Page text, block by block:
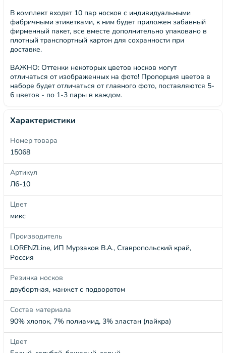
В комплект входят 10 пар носков с индивидуальными
фабричными этикетками, к ним будет приложен забавный
фирменный пакет, все вместе дополнительно упаковано в
плотный транспортный картон для сохранности при
доставке.
ВАЖНО: Оттенки некоторых цветов носков могут
отличаться от изображенных на фото! Пропорция цветов в
наборе будет отличаться от главного фото, поставляются 5-
6 цветов - по 1-3 пары в каждом.
Характеристики
Номер товара
15068
Артикул
Л6-10
Цвет
микс
Производитель
LORENZLine, ИП Мурзаков В.А., Ставропольский край,
Россия
Резинка носков
двубортная, манжет с подворотом
Состав материала
90% хлопок, 7% полиамид, 3% эластан (лайкра)
Цвет